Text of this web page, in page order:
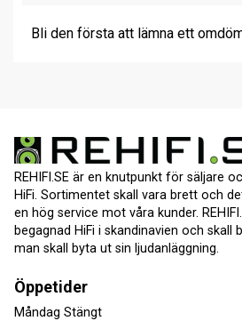
Bli den första att lämna ett
REHIFI.SE är en knutpunkt för säljare
HiFi. Sortimentet skall vara brett och
en hög service mot våra kunder.
begagnad HiFi i skandinavien och skall
man skall byta ut sin ljudanläggning.
Öppetider
Måndag Stängt